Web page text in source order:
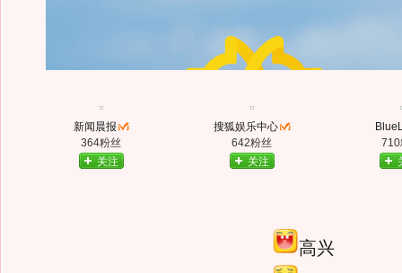
新闻晨报
364粉丝
关注
搜狐娱乐中心
642粉丝
关注
710
高兴